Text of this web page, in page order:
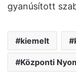
gyanúsított
kiemelt
Központi